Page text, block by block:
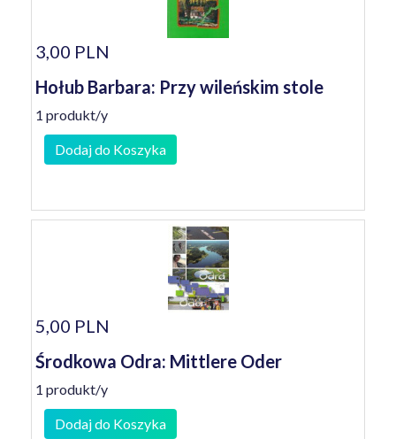
3,00 PLN
Hołub Barbara: Przy wileńskim stole
1 produkt/y
Dodaj do Koszyka
5,00 PLN
Środkowa Odra: Mittlere Oder
1 produkt/y
Dodaj do Koszyka